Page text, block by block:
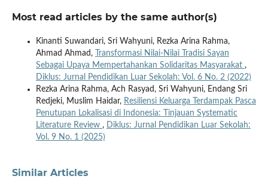
Most read articles by the same author(s)
Kinanti Suwandari, Sri Wahyuni, Rezka Arina Rahma,
Ahmad Ahmad,
Transformasi Nilai-Nilai Tradisi Sayan
Sebagai Upaya Mempertahankan Solidaritas Masyarakat ,
Diklus: Jurnal Pendidikan Luar Sekolah: Vol. 6 No. 2 (2022)
Rezka Arina Rahma, Ach Rasyad, Sri Wahyuni, Endang Sri
Redjeki, Muslim Haidar, Resiliensi Keluarga Terdampak Pasca
Penutupan Lokalisasi di Indonesia: Tinjauan Systematic
Literature Review , Diklus: Jurnal Pendidikan Luar Sekolah:
Vol. 9 No. 1 (2025)
Similar Articles